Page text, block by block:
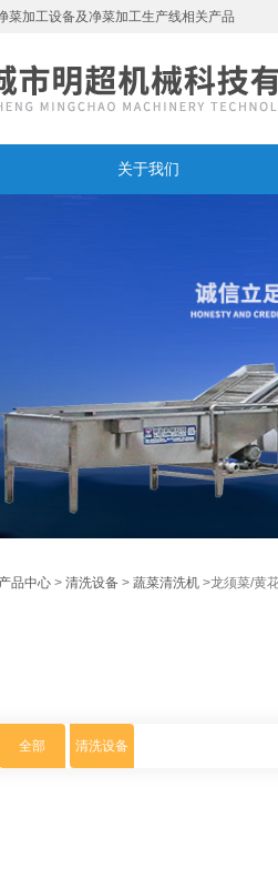
菜加工设备及净菜加工生产线相关产品
关于我们
产品中心 >清洗设备 >蔬菜清洗机 >龙须菜/黄
全部 清洗设备